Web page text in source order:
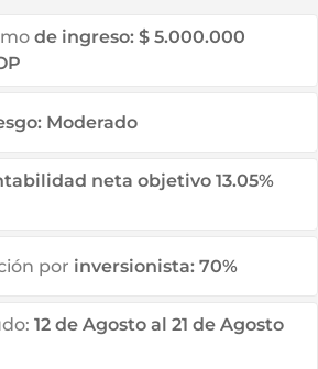
de ingreso: $ 5.000.000
Moderado
neta objetivo 13.05%
por inversionista: 70%
12 de Agosto al 21 de Agosto